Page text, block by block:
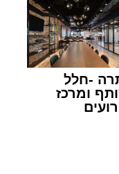
-חלל
ומרכז